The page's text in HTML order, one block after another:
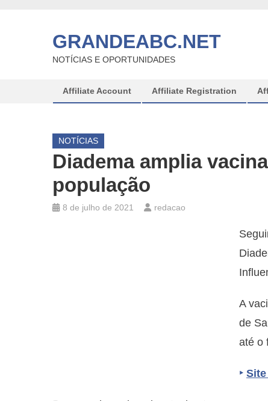
GRANDEABC.NET
NOTÍCIAS E OPORTUNIDADES
Affiliate Account Affiliate Registration
NOTÍCIAS
Diadema amplia
população
8 de julho de 2021 redacao
A
de
até o
‣